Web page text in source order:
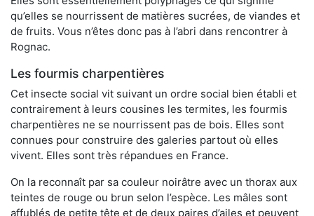
qu’elles se nourrissent de matières sucrées, de viandes et
de fruits. Vous n’êtes donc pas à l’abri dans rencontrer à
Rognac.
Les fourmis charpentières
Cet insecte social vit suivant un ordre social bien établi et
contrairement à leurs cousines les termites, les fourmis
charpentières ne se nourrissent pas de bois. Elles sont
connues pour construire des galeries partout où elles
vivent. Elles sont très répandues en France.
On la reconnaît par sa couleur noirâtre avec un thorax aux
teintes de rouge ou brun selon l’espèce. Les mâles sont
affublés de petite tête et de deux paires d’ailes et peuvent